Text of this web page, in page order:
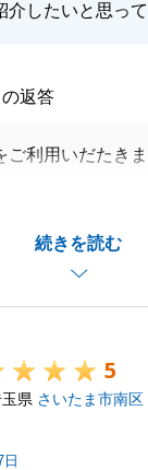
したいと思って
続きを読む
返答
ご利用いだたき
が、無事にお住
ざいましたら、
とがございまし
よろしくお願いい
5
県 さいたま市南区